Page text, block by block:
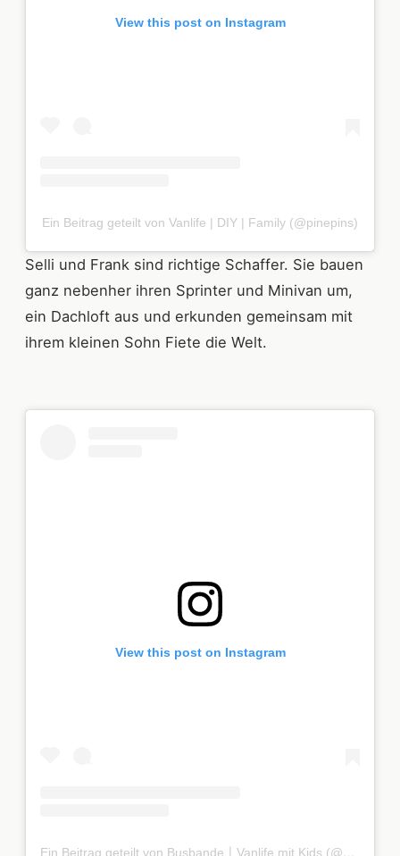
View this post on Instagram
Ein Beitrag geteilt von Vanlife | DIY | Family (@pinepins)
Selli und Frank sind richtige Schaffer. Sie bauen
ganz nebenher ihren Sprinter und Minivan um,
ein Dachloft aus und erkunden gemeinsam mit
ihrem kleinen Sohn Fiete die Welt.
View this post on Instagram
Ein Beitrag geteilt von Busbande〡Vanlife mit Kids (@bus.bande)